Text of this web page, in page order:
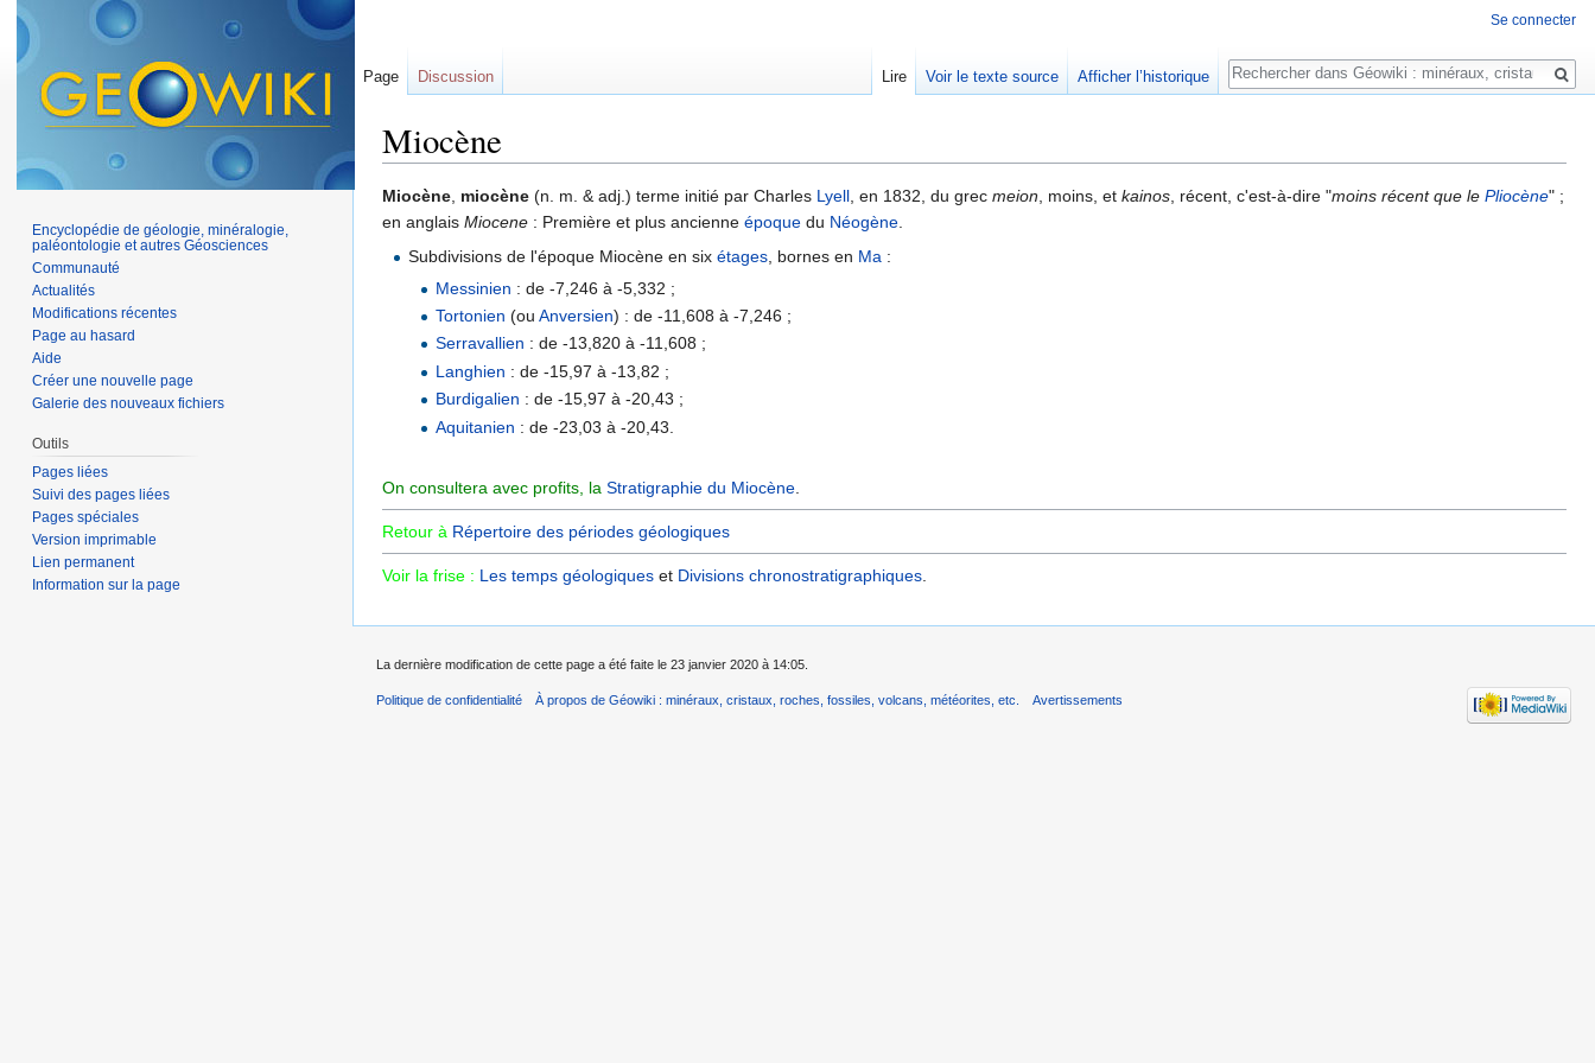
Miocène
Miocène, miocène (n. m. & adj.) terme initié par Charles Lyell, en 1832, du grec meion, moins, et kainos, récent, c'est-à-dire "moins récent que le Pliocène" ;
en anglais Miocene : Première et plus ancienne époque du Néogène.
Subdivisions de l'époque Miocène en sixétages, bornes en Ma :
Messinien : de -7,246 à -5,332 ;
Tortonien (ou Anversien) : de -11,608 à -7,246 ;
Serravallien : de -13,820 à -11,608 ;
Langhien : de -15,97 à -13,82 ;
Burdigalien : de -15,97 à -20,43 ;
Aquitanien : de -23,03 à -20,43.
On consultera avec profits, la Stratigraphie du Miocène
Retour à Répertoire des périodes géologiques
Voir la frise : Les temps géologiques et Divisions chronostratigraphiques‎
Se connecter
Page Discussion Lire Voir le texte source Afficher l’historique
Rechercher
Encyclopédie de géologie, minéralogie,
paléontologie et autres Géosciences
Communauté
Actualités
Modifications récentes
Page au hasard
Aide
Créer une nouvelle page
Galerie des nouveaux fichiers
Outils
Pages liées
Suivi des pages liées
Pages spéciales
Version imprimable
Lien permanent
Information sur la page
La dernière modification de cette page a été faite le 23 janvier 2020 à 14:05.
Politique de confidentialité À propos de Géowiki : minéraux, cristaux, roches, fossiles, volcans, météorites, etc. Avertissements